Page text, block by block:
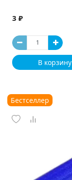
3 ₽
В корзину
Бестселлер